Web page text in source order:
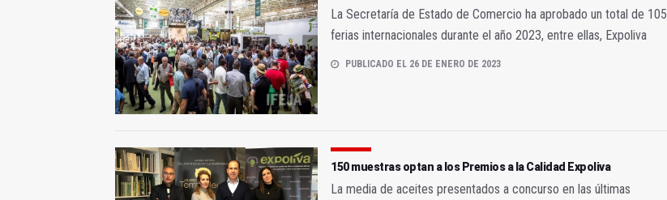
La Secretaría de Estado de Comercio ha aprobado un total de 105
ferias internacionales durante el año 2023, entre ellas, Expoliva
PUBLICADO EL 26 DE ENERO DE 2023
150 muestras optan a los Premios a la Calidad Expoliva
La media de aceites presentados a concurso en las últimas